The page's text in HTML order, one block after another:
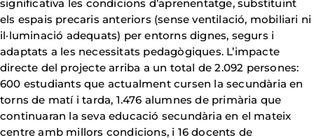
significativa les condicions d’aprenentatge, substituint
els espais precaris anteriors (sense ventilació, mobiliari ni
il·luminació adequats) per entorns dignes, segurs i
adaptats a les necessitats pedagògiques. L’impacte
directe del projecte arriba a un total de 2.092 persones:
600 estudiants que actualment cursen la secundària en
torns de matí i tarda, 1.476 alumnes de primària que
continuaran la seva educació secundària en el mateix
centre amb millors condicions, i 16 docents de